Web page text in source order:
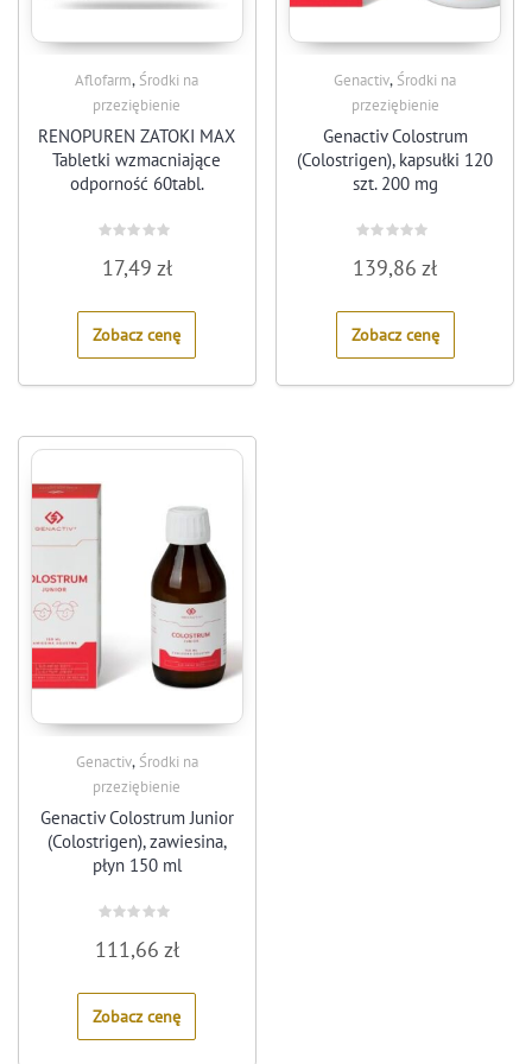
Aflofarm, Środki na
przeziębienie
RENOPUREN ZATOKI MAX
Tabletki wzmacniające
odporność 60tabl.
0
out
5
17,49 zł
Zobacz cenę
Genactiv, Środki na
przeziębienie
Genactiv Colostrum
(Colostrigen), kapsułki 120
szt. 200 mg
0
out
5
139,86zł
Zobacz cenę
Genactiv, Środki na
przeziębienie
Genactiv Colostrum Junior
(Colostrigen), zawiesina,
płyn 150 ml
0
out
5
111,66 zł
Zobacz cenę